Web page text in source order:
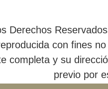
Derechos
con fines
completa y su
previo por